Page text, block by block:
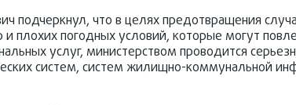
подчеркнул, что в целях предотвращения
плохих погодных условий, которые могут
услуг, министерством проводится
систем, систем жилищно-коммунальной